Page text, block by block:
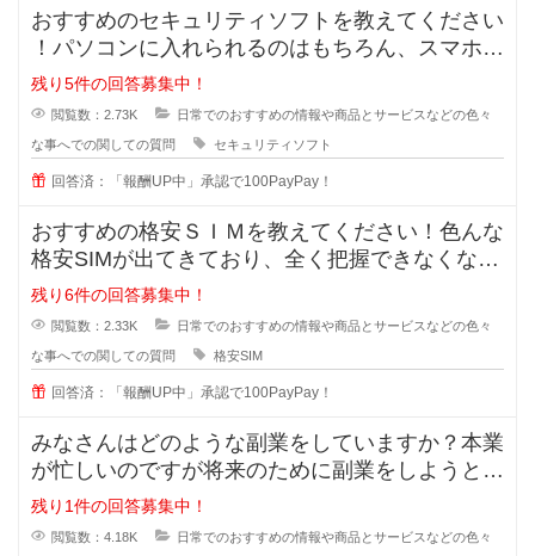
おすすめのセキュリティソフトを教えてください
！パソコンに入れられるのはもちろん、スマホに
も入れられるセキュリティソフトっ
残り5件の回答募集中！
閲覧数：2.73K 日常でのおすすめの情報や商品とサービスなどの色々
な事へでの関しての質問 セキュリティソフト
回答済：「報酬UP中」承認で100PayPay！
おすすめの格安ＳＩＭを教えてください！色んな
格安SIMが出てきており、全く把握できなくなっ
てきました。なので、皆さんが実
残り6件の回答募集中！
閲覧数：2.33K 日常でのおすすめの情報や商品とサービスなどの色々
な事へでの関しての質問 格安SIM
回答済：「報酬UP中」承認で100PayPay！
みなさんはどのような副業をしていますか？本業
が忙しいのですが将来のために副業をしようと思
います。手間が掛かっても構わない
残り1件の回答募集中！
閲覧数：4.18K 日常でのおすすめの情報や商品とサービスなどの色々